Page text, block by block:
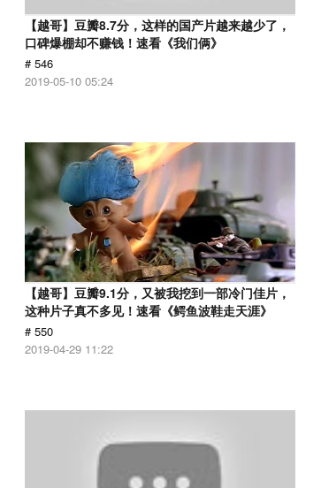
【越哥】豆瓣8.7分，这样的国产片越来越少了，
口碑爆棚却不赚钱！速看《我们俩》
# 546
2019-05-10 05:24
【越哥】豆瓣9.1分，又被我挖到一部冷门佳片，
这种片子真不多见！速看《鳄鱼波鞋走天涯》
# 550
2019-04-29 11:22